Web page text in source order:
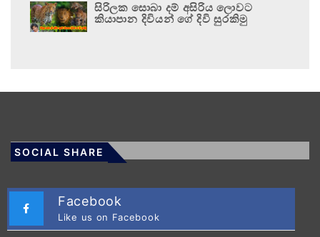
සිරිලක සොබා දම් අසිරිය ලොවට
කියාපාන දිවියන් ගේ දිවි සුරකිමු
SOCIAL SHARE
Facebook
Like us on Facebook